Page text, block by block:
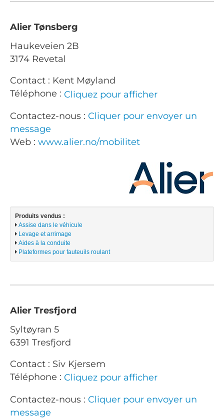
Alier Tønsberg
Haukeveien 2B
3174 Revetal
Contact : Kent Møyland
Téléphone : Cliquez pour afficher
Contactez-nous : Cliquer pour envoyer un
message
Web : www.alier.no/mobilitet
Produits vendus :
Assise dans le véhicule
Levage et arrimage
Aides à la conduite
Plateformes pour fauteuils roulant
Alier Tresfjord
Syltøyran 5
6391 Tresfjord
Contact : Siv Kjersem
Téléphone : Cliquez pour afficher
Contactez-nous : Cliquer pour envoyer un
message